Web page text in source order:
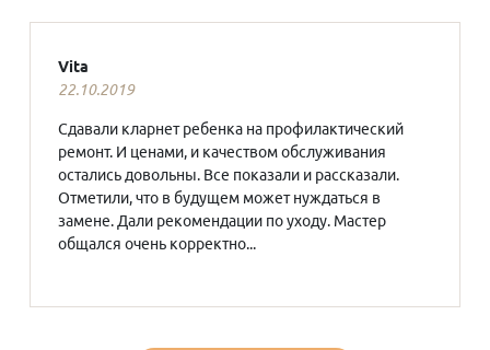
Vita
22.10.2019
Сдавали кларнет ребенка на профилактический
ремонт. И ценами, и качеством обслуживания
остались довольны. Все показали и рассказали.
Отметили, что в будущем может нуждаться в
замене. Дали рекомендации по уходу. Мастер
общался очень корректно...